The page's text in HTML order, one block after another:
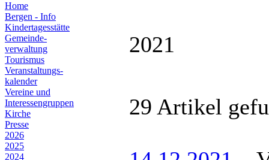
Home
Bergen - Info
Kindertagesstätte
Gemeinde-
verwaltung
Tourismus
Veranstaltungs-
kalender
Vereine und
Interessen­gruppen
Kirche
Presse
2026
2025
2024
2021
29 Artikel